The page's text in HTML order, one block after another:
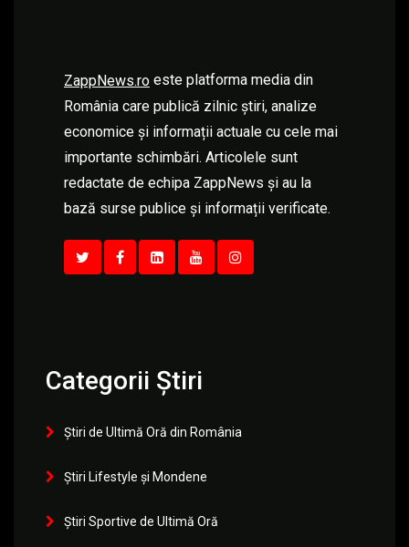
ZappNews.ro este platforma media din
România care publică zilnic știri, analize
economice și informații actuale cu cele mai
importante schimbări. Articolele sunt
redactate de echipa ZappNews și au la
bază surse publice și informații verificate.
Categorii Știri
Știri de Ultimă Oră din România
Știri Lifestyle și Mondene
Știri Sportive de Ultimă Oră